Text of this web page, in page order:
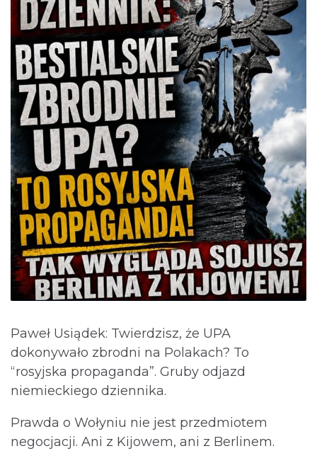
Paweł Usiądek: Twierdzisz, że UPA
dokonywało zbrodni na Polakach? To
“rosyjska propaganda”. Gruby odjazd
niemieckiego dziennika.
Prawda o Wołyniu nie jest przedmiotem
negocjacji. Ani z Kijowem, ani z Berlinem.⁩